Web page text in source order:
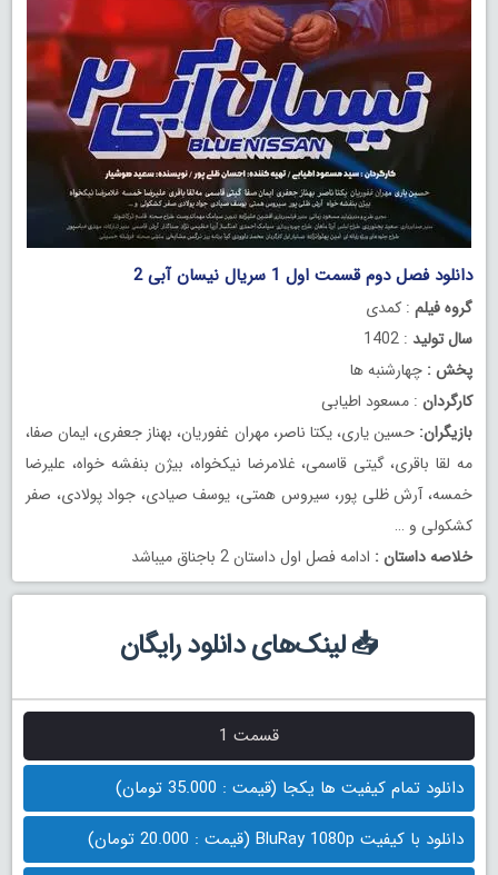
دانلود فصل دوم قسمت اول 1 سریال نیسان آبی 2
گروه فیلم : کمدی
سال تولید : 1402
پخش : چهارشنبه ها
کارگردان : مسعود اطیابی
بازیگران: حسین یاری، یکتا ناصر، مهران غفوریان، بهناز جعفری، ایمان صفا،
مه لقا باقری، گیتی قاسمی، غلامرضا نیکخواه، بیژن بنفشه خواه، علیرضا
خمسه، آرش ظلی پور، سیروس همتی، یوسف صیادی، جواد پولادی، صفر
کشکولی و …
خلاصه داستان : ادامه فصل اول داستان 2 باجناق میباشد
📥 لینک‌های دانلود رایگان
قسمت 1
دانلود تمام کیفیت ها یکجا (قیمت : 35.000 تومان)
دانلود با کیفیت BluRay 1080p (قیمت : 20.000 تومان)